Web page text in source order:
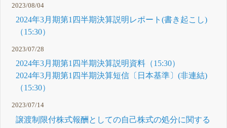
2023/08/04
2024年3月期第1四半期決算説明レポート(書き起こし)
（15:30）
2023/07/28
2024年3月期第1四半期決算説明資料（15:30）
2024年3月期第1四半期決算短信〔日本基準〕(非連結)
（15:30）
2023/07/14
譲渡制限付株式報酬としての自己株式の処分に関する